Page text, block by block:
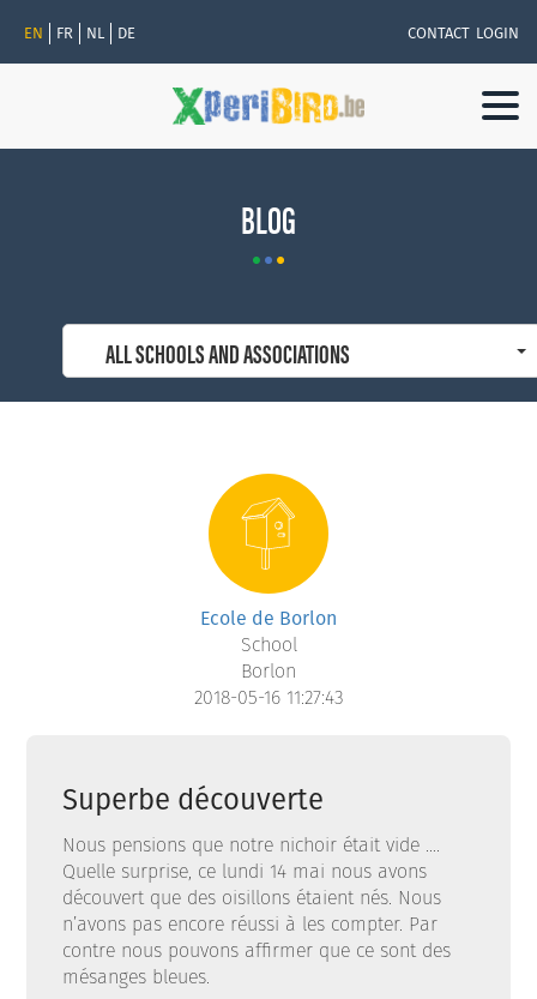
EN FR NL DE CONTACT LOGIN
BLOG
ALL SCHOOLS AND ASSOCIATIONS
Ecole de Borlon
School
Borlon
2018-05-16 11:27:43
Superbe découverte
Nous pensions que notre nichoir était vide ….
Quelle surprise, ce lundi 14 mai nous avons
découvert que des oisillons étaient nés. Nous
n’avons pas encore réussi à les compter. Par
contre nous pouvons affirmer que ce sont des
mésanges bleues.